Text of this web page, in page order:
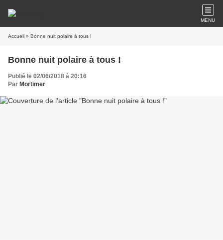
MENU
Accueil » Bonne nuit polaire à tous !
Bonne nuit polaire à tous !
Publié le 02/06/2018 à 20:16
Par Mortimer